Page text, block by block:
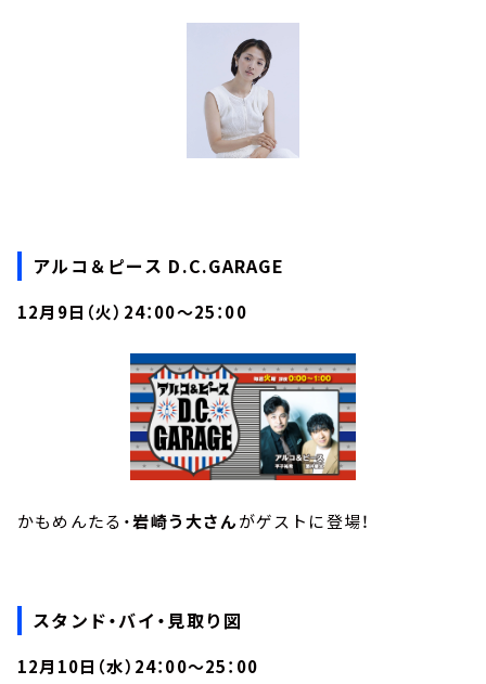
アルコ＆ピース D.C.GARAGE
12月9日（火）24：00～25：00
かもめんたる・岩崎う大さんがゲストに登場！
スタンド・バイ・見取り図
12月10日（水）24：00～25：00